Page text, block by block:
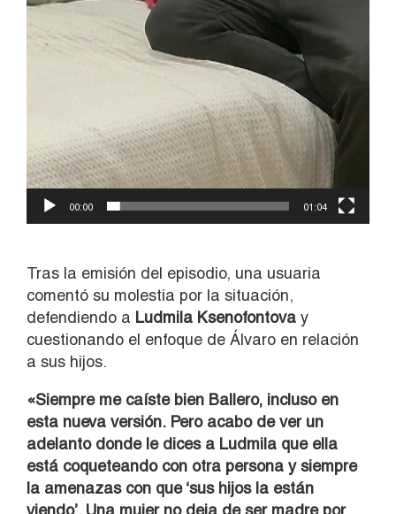
00:00 01:04
Tras la emisión del episodio, una usuaria
comentó su molestia por la situación,
defendiendo a Ludmila Ksenofontova y
cuestionando el enfoque de Álvaro en relación
a sus hijos.
«Siempre me caíste bien Ballero, incluso en
esta nueva versión. Pero acabo de ver un
adelanto donde le dices a Ludmila que ella
está coqueteando con otra persona y siempre
la amenazas con que ‘sus hijos la están
viendo’. Una mujer no deja de ser madre por